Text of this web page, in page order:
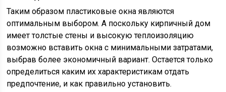
Таким образом пластиковые окна являются
оптимальным выбором. А поскольку кирпичный дом
имеет толстые стены и высокую теплоизоляцию
возможно вставить окна с минимальными затратами,
выбрав более экономичный вариант. Остается только
определиться каким их характеристикам отдать
предпочтение, и как правильно установить.